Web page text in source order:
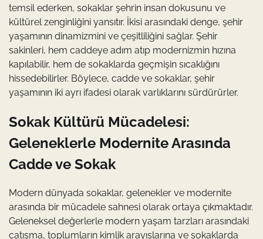
temsil ederken, sokaklar şehrin insan dokusunu ve
kültürel zenginliğini yansıtır. İkisi arasındaki denge, şehir
yaşamının dinamizmini ve çeşitliliğini sağlar. Şehir
sakinleri, hem caddeye adım atıp modernizmin hızına
kapılabilir, hem de sokaklarda geçmişin sıcaklığını
hissedebilirler. Böylece, cadde ve sokaklar, şehir
yaşamının iki ayrı ifadesi olarak varlıklarını sürdürürler.
Sokak Kültürü Mücadelesi:
Geleneklerle Modernite Arasında
Cadde ve Sokak
Modern dünyada sokaklar, gelenekler ve modernite
arasında bir mücadele sahnesi olarak ortaya çıkmaktadır.
Geleneksel değerlerle modern yaşam tarzları arasındaki
çatışma, toplumların kimlik arayışlarına ve sokaklarda